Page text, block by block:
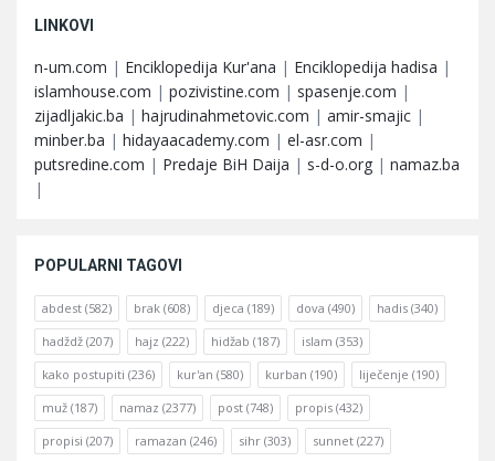
LINKOVI
n-um.com | Enciklopedija Kur'ana | Enciklopedija hadisa |
islamhouse.com | pozivistine.com | spasenje.com |
zijadljakic.ba | hajrudinahmetovic.com | amir-smajic |
minber.ba | hidayaacademy.com | el-asr.com |
putsredine.com | Predaje BiH Daija | s-d-o.org | namaz.ba
|
POPULARNI TAGOVI
abdest (582) brak (608) djeca (189) dova (490) hadis (340)
hadždž (207) hajz (222) hidžab (187) islam (353)
kako postupiti (236) kur'an (580) kurban (190) liječenje (190)
muž (187) namaz (2377) post (748) propis (432)
propisi (207) ramazan (246) sihr (303) sunnet (227)